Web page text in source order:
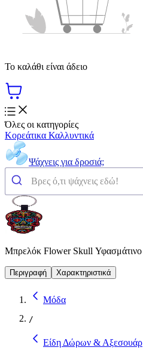
Το καλάθι είναι άδειο
Όλες οι κατηγορίες
Κορεάτικα Καλλυντικά
Ψάχνεις για δροσιά;
Μπρελόκ Flower Skull Υφασμάτινο
Περιγραφή Χαρακτηριστικά
Μόδα
/
Είδη Δώρων & Αξεσουάρ